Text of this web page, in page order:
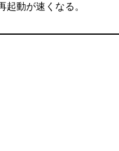
動が速くなる。